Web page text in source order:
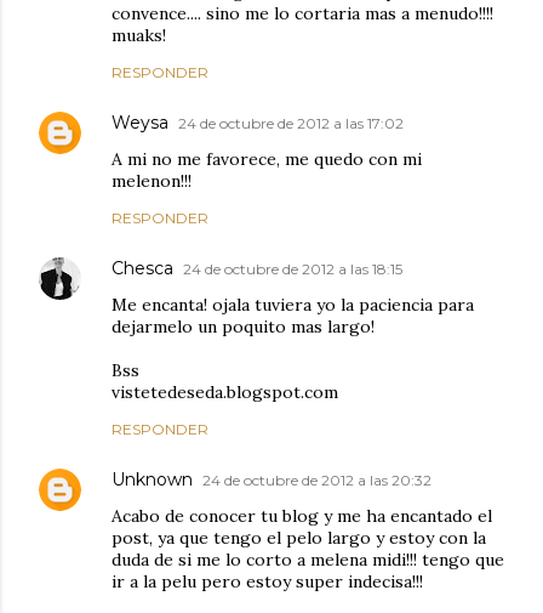
convence.... sino me lo cortaria mas a menudo!!!!
muaks!
RESPONDER
Weysa 24 de octubre de 2012 a las 17:02
A mi no me favorece, me quedo con mi
melenon!!!
RESPONDER
Chesca 24 de octubre de 2012 a las 18:15
Me encanta! ojala tuviera yo la paciencia para
dejarmelo un poquito mas largo!
Bss
vistetedeseda.blogspot.com
RESPONDER
Unknown 24 de octubre de 2012 a las 20:32
Acabo de conocer tu blog y me ha encantado el
post, ya que tengo el pelo largo y estoy con la
duda de si me lo corto a melena midi!!! tengo que
ir a la pelu pero estoy super indecisa!!!